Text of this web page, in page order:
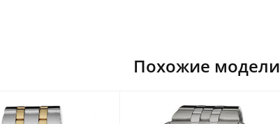
Похожие модели